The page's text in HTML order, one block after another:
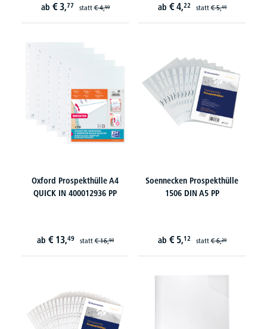
ab € 3,77 statt€ 4,59 ab € 4,22 statt€ 5,19
Oxford Prospekthülle A4
QUICK IN 400012936 PP
ab € 13,49 statt€ 16,59
Soennecken Prospekthülle
1506 DIN A5 PP
ab € 5,12 statt€ 6,29